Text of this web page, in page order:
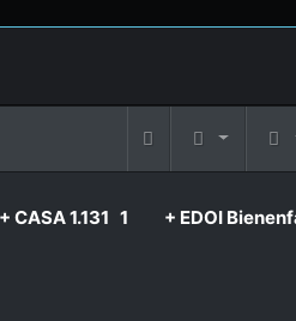
+ CASA 1.131 1 + EDOI